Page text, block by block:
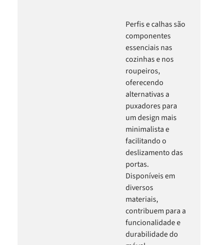
Perfis e calhas são
componentes
essenciais nas
cozinhas e nos
roupeiros,
oferecendo
alternativas a
puxadores para
um design mais
minimalista e
facilitando o
deslizamento das
portas.
Disponíveis em
diversos
materiais,
contribuem para a
funcionalidade e
durabilidade do